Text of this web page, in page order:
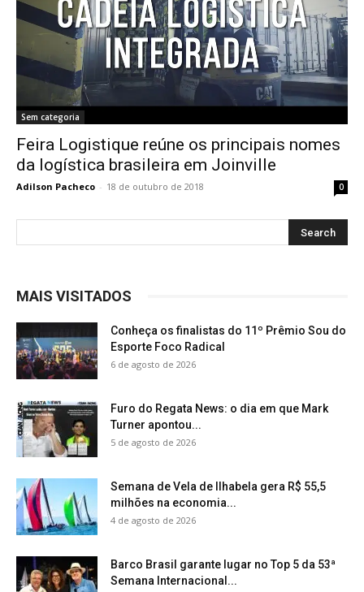
Sem categoria
Feira Logistique reúne os principais nomes
da logística brasileira em Joinville
Adilson Pacheco - 18 de outubro de 2018 0
MAIS VISITADOS
Conheça os finalistas do 11º Prêmio Sou do
Esporte Foco Radical
6 de agosto de 2026
Furo do Regata News: o dia em que Mark
Turner apontou...
5 de agosto de 2026
Semana de Vela de Ilhabela gera R$ 55,5
milhões na economia...
4 de agosto de 2026
Barco Brasil garante lugar no Top 5 da 53ª
Semana Internacional...